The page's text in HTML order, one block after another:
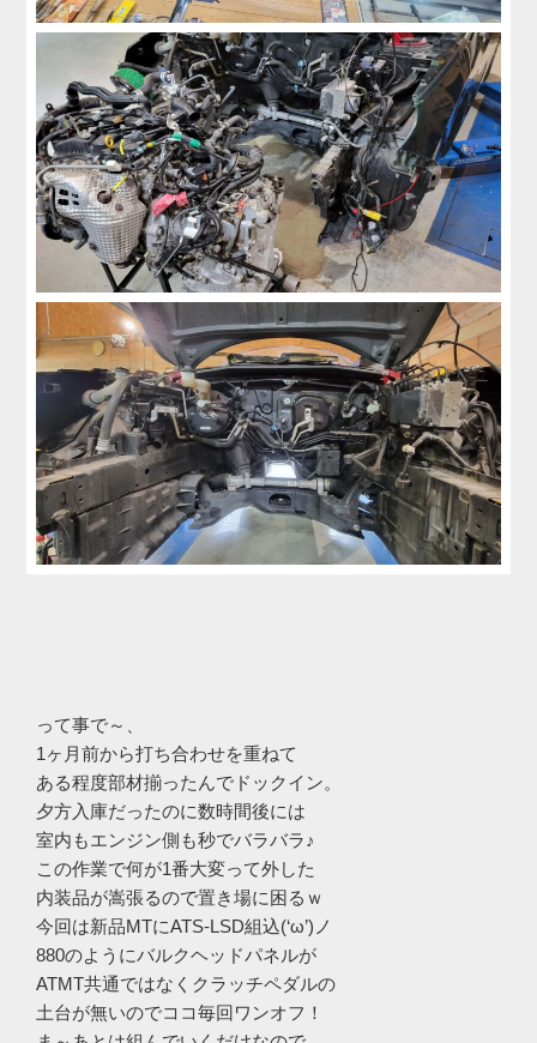
って事で～、
1ヶ月前から打ち合わせを重ねて
ある程度部材揃ったんでドックイン。
夕方入庫だったのに数時間後には
室内もエンジン側も秒でバラバラ♪
この作業で何が1番大変って外した
内装品が嵩張るので置き場に困るｗ
今回は新品MTにATS-LSD組込(‘ω’)ノ
880のようにバルクヘッドパネルが
ATMT共通ではなくクラッチペダルの
土台が無いのでココ毎回ワンオフ！